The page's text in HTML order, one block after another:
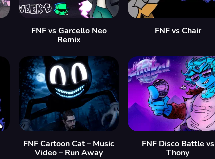
FNF vs Garcello Neo
Remix
FNF vs Chair
FNF Cartoon Cat – Music
Video – Run Away
FNF Disco Battle vs
Thony